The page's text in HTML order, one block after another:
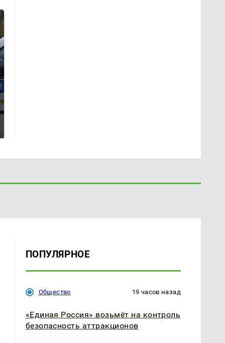
ПОПУЛЯРНОЕ
Общество 19 часов назад
«Единая Россия» возьмёт на контроль
безопасность аттракционов